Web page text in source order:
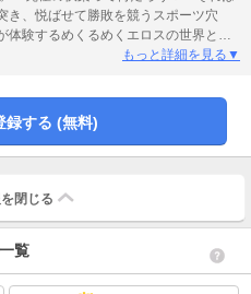
き、悦ばせて勝敗を競うスポーツ穴
験するめくるめくエロスの世界と
もっと詳細を見る▼
録する (無料)
閉じる
覧